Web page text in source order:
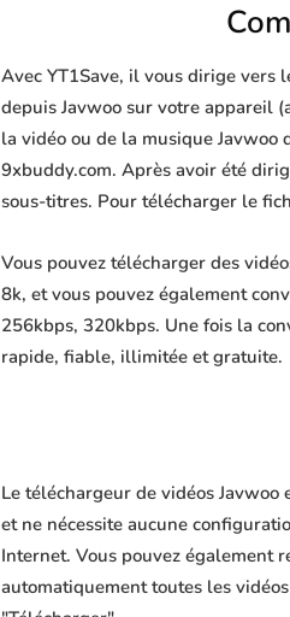
Avec YT1Save, il vous dirige vers
depuis Javwoo sur votre appareil
la vidéo ou de la musique Javwoo
9xbuddy.com. Après avoir été
sous-titres. Pour télécharger le
Vous pouvez télécharger des
8k, et vous pouvez également
256kbps, 320kbps. Une fois la
rapide, fiable, illimitée et gratuite.
Le téléchargeur de vidéos
et ne nécessite aucune
Internet. Vous pouvez également
automatiquement toutes les